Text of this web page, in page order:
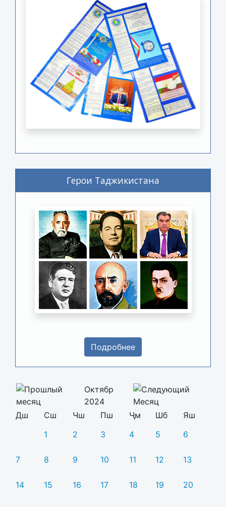
Герои Таджикистана
Подробнее
Октябр
2024
Дш
Сш Чш Пш Ҷм Шб
Яш
1
2 3 4 5 6
7 8 9 10 11 12 13
14 15 16 17 18 19 20